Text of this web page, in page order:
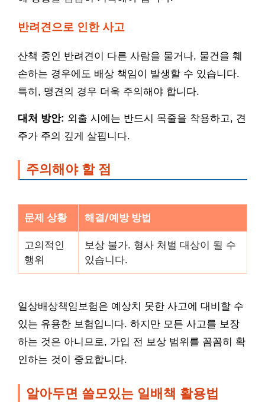
반려견으로 인한 사고
산책 중인 반려견이 다른 사람을 물거나, 물건을 훼
손하는 경우에도 배상 책임이 발생할 수 있습니다.
특히, 맹견의 경우 더욱 주의해야 합니다.
대처 방안: 외출 시에는 반드시 목줄을 착용하고, 견
주가 주의 깊게 살핍니다.
주의해야 할 점
문제 상황 해결/예방 방법
고의적인
행위
보상 불가. 형사 처벌 대상이 될 수
있습니다.
일상배상책임보험은 예상치 못한 사고에 대비할 수
있는 유용한 보험입니다. 하지만 모든 사고를 보장
하는 것은 아니므로, 가입 전 보상 범위를 꼼꼼히 확
인하는 것이 중요합니다.
알아두면 쓸모있는 일배책 활용법